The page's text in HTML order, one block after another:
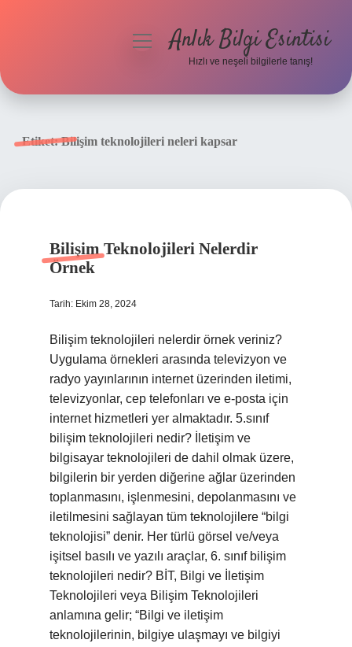
menüyüAnlık Bilgi Esintisi
Hızlı ve neşeli bilgilerle tanış!
Etiket:Bilişim teknolojileri neleri kapsar
Bilişim Teknolojileri Nelerdir
Örnek
Tarih: Ekim 28, 2024
Bilişim teknolojileri nelerdir örnek veriniz?
Uygulama örnekleri arasında televizyon ve
radyo yayınlarının internet üzerinden iletimi,
televizyonlar, cep telefonları ve e-posta için
internet hizmetleri yer almaktadır. 5.sınıf
bilişim teknolojileri nedir? İletişim ve
bilgisayar teknolojileri de dahil olmak üzere,
bilgilerin bir yerden diğerine ağlar üzerinden
toplanmasını, işlenmesini, depolanmasını ve
iletilmesini sağlayan tüm teknolojilere “bilgi
teknolojisi” denir. Her türlü görsel ve/veya
işitsel basılı ve yazılı araçlar, 6. sınıf bilişim
teknolojileri nedir? BİT, Bilgi ve İletişim
Teknolojileri veya Bilişim Teknolojileri
anlamına gelir; “Bilgi ve iletişim
teknolojilerinin, bilgiye ulaşmayı ve bilgiyi